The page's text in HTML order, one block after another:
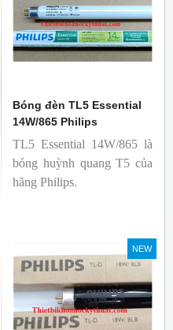
Bóng đèn TL5 Essential
14W/865 Philips
TL5 Essential 14W/865 là
bóng huỳnh quang T5 của
hãng Philips.
NEW